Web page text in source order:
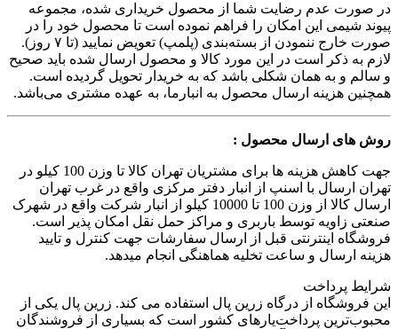
در صورت عدم رضایت شما از محصول خریداری شده، مجموعه
پیوند شیمی این امکان را فراهم نموده است تا محصول خود را در
صورت خارج ننمودن از بسته‌بندی (پلمپ) تعویض نمایید (تا ۷ روز).
لازم به ذکر است در این مورد کالا و محصول ارسال شده باید صحیح
و سالم و به همان شکلی باشد که به خریدار تحویل گردیده است.
همچنین هزینه ارسال محصول به انبارما، به عهده مشتری می‌باشد.
روش های ارسال محصول :
جهت کاهش هزینه ها برای مشتریان تهران کالا تا وزن 100 کیلو در
تهران ارسال با اسنپ از انبار دفتر مرکزی واقع در غرب تهران
ارسال کالا از وزن 100 تا 10000 کیلو از انبار شرکت واقع در شهرک
صنعتی زاویه توسط باربری و مراکز حمل نقل امکان پذیر است.
فروشگاه اینترنتی قبل از ارسال سفارشات جهت کنترل و تایید
هزینه ارسال و ساعت تخلیه هماهنگی انجام میدهد.
شرایط پرداخت
این فروشگاه از درگاه زرین پال استفاده می کند. زرین پال یکی از
محبوب‌ترین پرداخت‌یارهای کشور است که بسیاری از فروشندگان